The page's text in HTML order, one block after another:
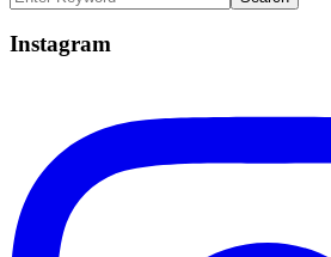
Instagram